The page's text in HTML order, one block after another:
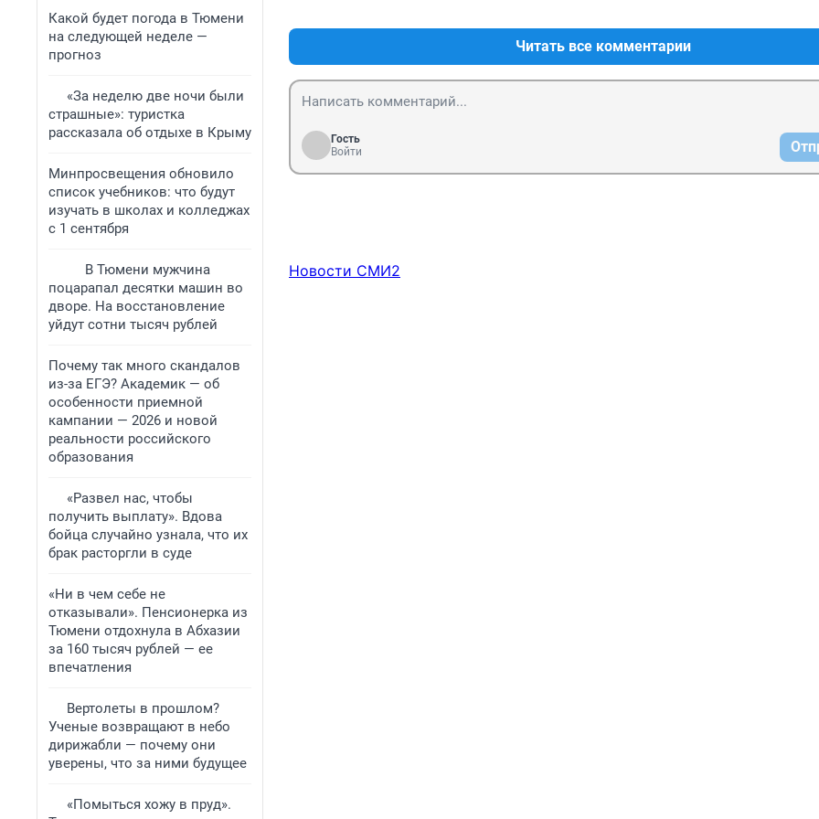
Какой будет погода в Тюмени
на следующей неделе —
прогноз
«За неделю две ночи были
страшные»: туристка
рассказала об отдыхе в Крыму
Минпросвещения обновило
список учебников: что будут
изучать в школах и колледжах
с 1 сентября
В Тюмени мужчина
поцарапал десятки машин во
дворе. На восстановление
уйдут сотни тысяч рублей
Почему так много скандалов
из-за ЕГЭ? Академик — об
особенности приемной
кампании — 2026 и новой
реальности российского
образования
«Развел нас, чтобы
получить выплату». Вдова
бойца случайно узнала, что их
брак расторгли в суде
«Ни в чем себе не
отказывали». Пенсионерка из
Тюмени отдохнула в Абхазии
за 160 тысяч рублей — ее
впечатления
Вертолеты в прошлом?
Ученые возвращают в небо
дирижабли — почему они
уверены, что за ними будущее
«Помыться хожу в пруд».
Читать все комментарии
Гость
Войти
Новости СМИ2